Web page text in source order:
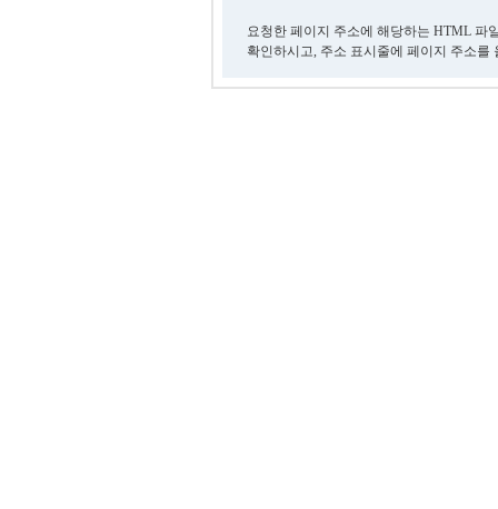
요청한 페이지 주소에 해당하는 HTML 파
확인하시고, 주소 표시줄에 페이지 주소